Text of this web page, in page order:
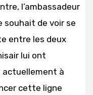
l’ambassadeur
souhait de voir se
entre les deux
lui ont
actuellement à
cette ligne